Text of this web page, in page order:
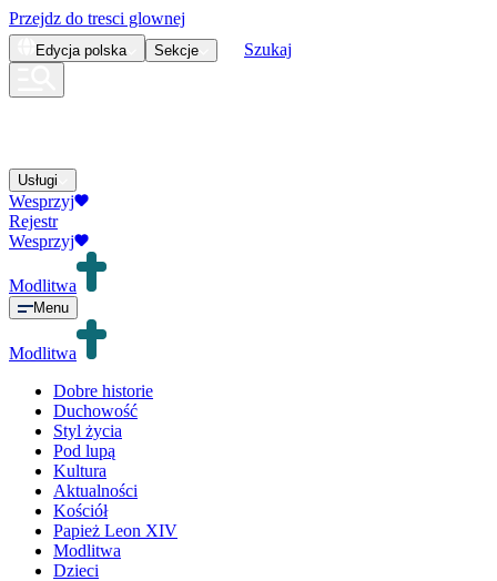
Przejdz do tresci glownej
Edycja polska Sekcje Szukaj
Usługi
Wesprzyj
Rejestr
Wesprzyj
Modlitwa
Menu
Modlitwa
Dobre historie
Duchowość
Styl życia
Pod lupą
Kultura
Aktualności
Kościół
Papież Leon XIV
Modlitwa
Dzieci